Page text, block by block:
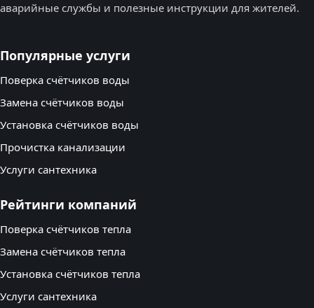
аварийные службы и полезные инструкции для жителей.
Популярные услуги
Поверка счётчиков воды
Замена счётчиков воды
Установка счётчиков воды
Прочистка канализации
Услуги сантехника
Рейтинги компаний
Поверка счётчиков тепла
Замена счётчиков тепла
Установка счётчиков тепла
Услуги сантехника